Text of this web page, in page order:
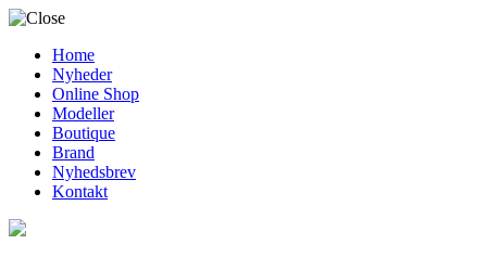
Home
Nyheder
Online Shop
Modeller
Boutique
Brand
Nyhedsbrev
Kontakt